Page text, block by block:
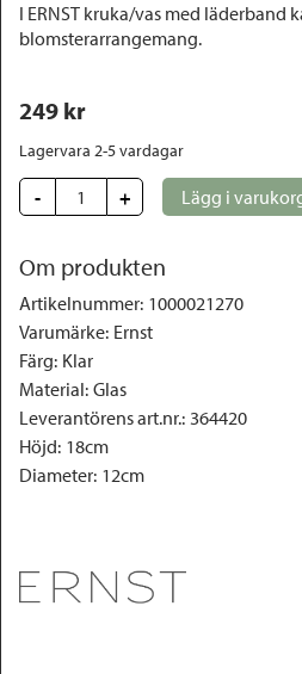
I ERNST kruka/vas med läderband
blomsterarrangemang.
249 kr
Lagervara 2-5 vardagar
- + Lägg i
Om produkten
Artikelnummer: 1000021270
Varumärke: Ernst
Färg: Klar
Material: Glas
Leverantörens art.nr.: 364420
Höjd: 18cm
Diameter: 12cm